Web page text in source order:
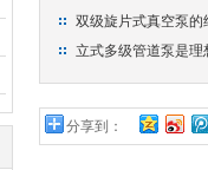
双级旋片式真空泵的
立式多级管道泵是理
分享到：